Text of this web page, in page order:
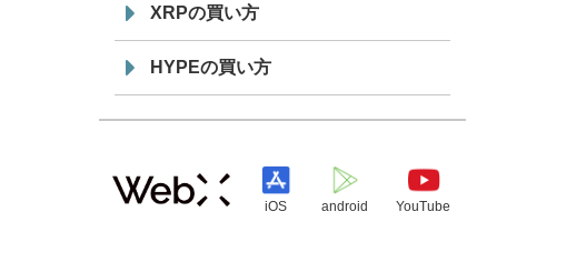
XRPの買い方
HYPEの買い方
iOS android YouTube